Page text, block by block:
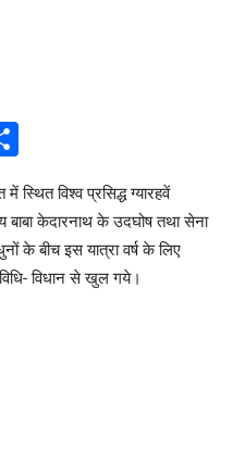
स्थित विश्व प्रसिद्ध ग्यारहवें
बाबा केदारनाथ के उदघोष तथा सेना
के बीच इस यात्रा वर्ष के लिए
विधान से खुल गये।